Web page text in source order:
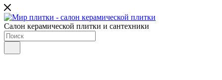
Салон керамической плитки и сантехники